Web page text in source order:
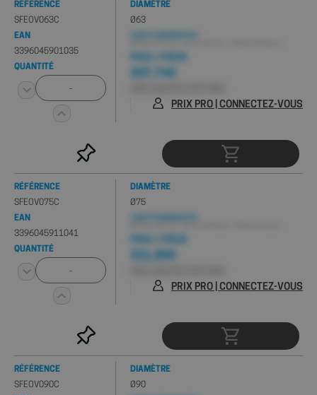
RÉFÉRENCE
SFEOV063C
EAN
3396045901035
QUANTITÉ
DIAMÈTRE
Ø63
PRIX / PIÈCE
PRIX PRO | CONNECTEZ-VOUS
RÉFÉRENCE
SFEOV075C
EAN
3396045911041
QUANTITÉ
DIAMÈTRE
Ø75
221,89€
PRIX PRO | CONNECTEZ-VOUS
RÉFÉRENCE
SFEOV090C
DIAMÈTRE
Ø90